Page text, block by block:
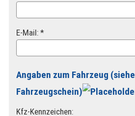
E-Mail: *
Angaben zum Fahrzeug (siehe
Fahrzeugschein)
Kfz-Kenn­zeichen: